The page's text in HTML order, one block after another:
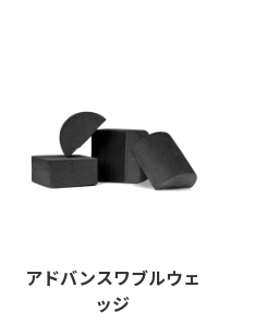
アドバンスワブルウェ
ッジ